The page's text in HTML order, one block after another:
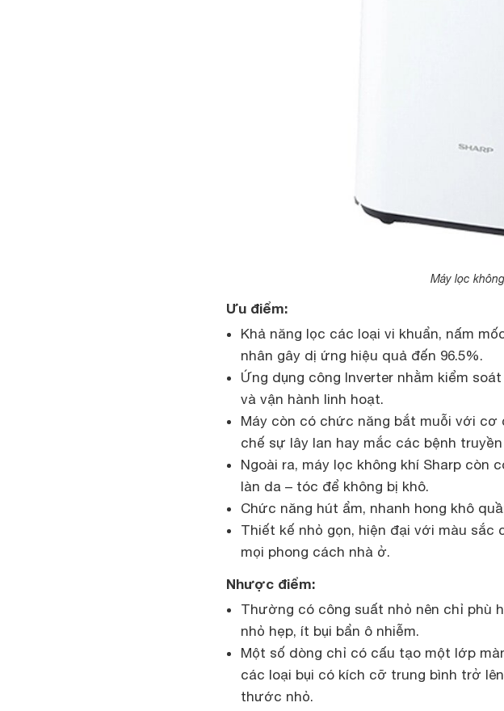
Máy lọc
Ưu điểm:
Khả năng lọc các loại vi khuẩn, nấm
nhân gây dị ứng hiệu quả đến 96.5%.
Ứng dụng công Inverter nhằm kiểm
và vận hành linh hoạt.
Máy còn có chức năng bắt muỗi với cơ
chế sự lây lan hay mắc các bệnh
Ngoài ra, máy lọc không khí Sharp còn
làn da – tóc để không bị khô.
Chức năng hút ẩm, nhanh hong khô
Thiết kế nhỏ gọn, hiện đại với màu sắc
mọi phong cách nhà ở.
Nhược điểm:
Thường có công suất nhỏ nên chỉ phù
nhỏ hẹp, ít bụi bẩn ô nhiễm.
Một số dòng chỉ có cấu tạo một lớp
các loại bụi có kích cỡ trung bình trở
thước nhỏ.